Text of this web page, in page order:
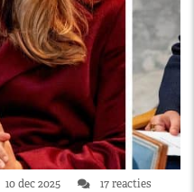
10 dec 2025 17 reacties